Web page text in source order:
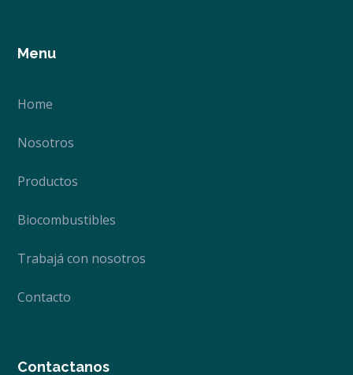
Menu
Home
Nosotros
Productos
Biocombustibles
Trabajá con nosotros
Contacto
Contactanos